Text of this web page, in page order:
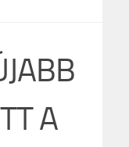
A